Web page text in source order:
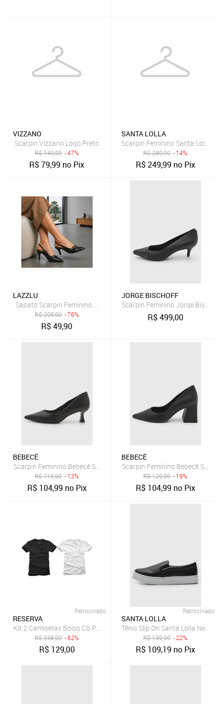
VIZZANO
Scarpin Vizzano Logo Preto
R$149,90 - 47%
R$79,99 no Pix
SANTA LOLLA
Scarpin Feminino Santa Lolla
R$289,90 - 14%
R$249,99 no Pix
LAZZLU
Sapato Scarpin Feminino Mule Bico Fino Detalhe Fivela Preto
R$205,90 - 76%
R$49,90
JORGE BISCHOFF
Scarpin Feminino Jorge
R$499,00
BEBECÊ
Scarpin Feminino Bebecê Salto Quadrado Preto
R$119,99 - 13%
R$ 104,99 no Pix
BEBECÊ
Scarpin Feminino Bebecê Salto
R$129,99 - 19%
R$ 104,99 no Pix
Patrocinado
RESERVA
Kit 2 Camisetas Bolso Cb Pica-Pau Xadrez Reserva - PRETO/
R$338,00 - 62%
R$ 129,00
Patrocinado
SANTA LOLLA
Tênis Slip On Santa Lolla New
R$139,90 - 22%
R$ 109,19 no Pix